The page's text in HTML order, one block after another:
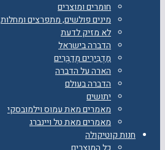
חומרים ומוצרים
מינים פולשים, מתפרצים ומחלות
לא מזיק לדעת
הדברה בישראל
מַדְבִּירִים מְדַבְּרִים
הארה על הדברה
הדברה בעולם
יתושים
מאמרים מאת עמוס וילמובסקי
מאמרים מאת טל ויינברג
חנות קוטיקולה